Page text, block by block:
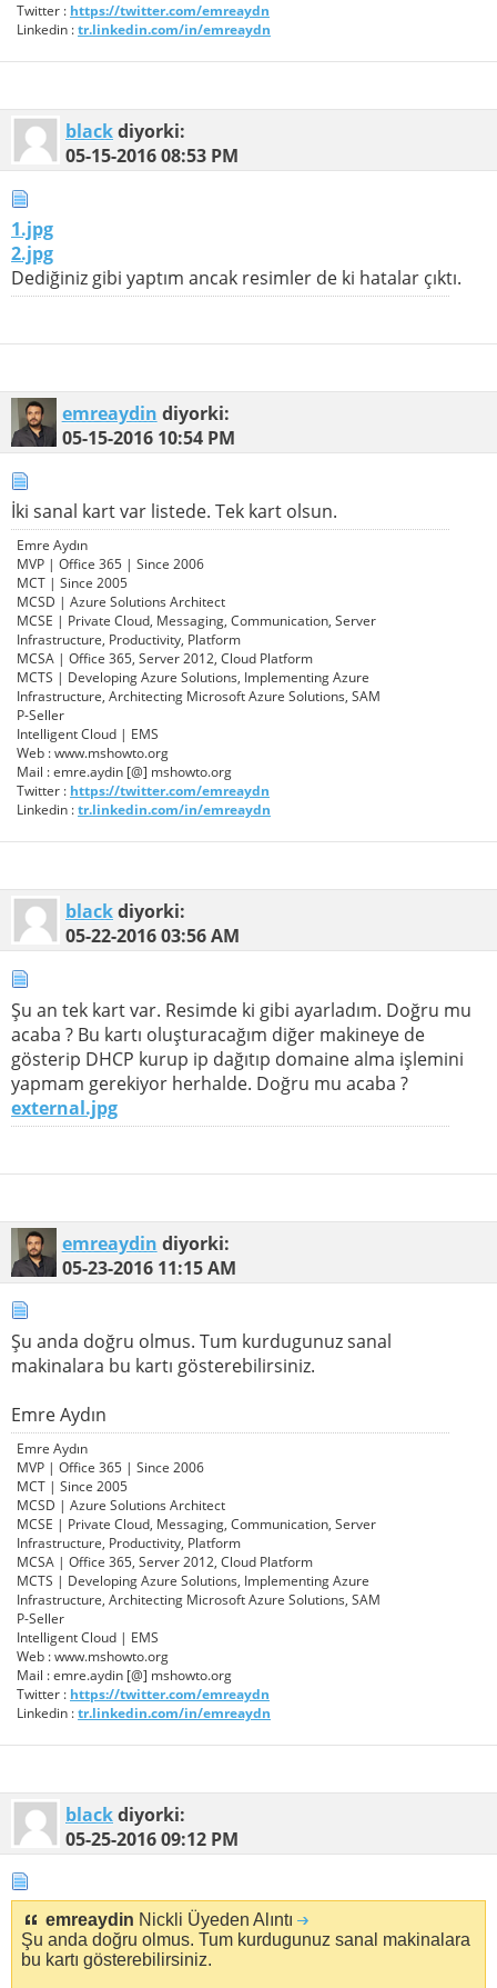
Twitter : https://twitter.com/emreaydn
Linkedin :tr.linkedin.com/in/emreaydn
blackdiyorki:
05-15-201608:53 PM
1.jpg
2.jpg
Dediğiniz gibi yaptım ancak resimler de ki hatalar çıktı.
emreaydin diyorki:
05-15-2016 10:54 PM
İki sanal kart var listede. Tek kart olsun.
Emre Aydın
MVP | Office 365 | Since 2006
MCT | Since 2005
MCSD | Azure Solutions Architect
MCSE | Private Cloud, Messaging, Communication, Server
Infrastructure, Productivity, Platform
MCSA | Office 365, Server 2012, Cloud Platform
MCTS | Developing Azure Solutions, Implementing Azure
Infrastructure, Architecting Microsoft Azure Solutions, SAM
P-Seller
Intelligent Cloud | EMS
Web : www.mshowto.org
Mail : emre.aydin [@] mshowto.org
Twitter : https://twitter.com/emreaydn
Linkedin :tr.linkedin.com/in/emreaydn
blackdiyorki:
05-22-201603:56 AM
Şu an tek kart var. Resimde ki gibi ayarladım. Doğru mu
acaba ? Bu kartı oluşturacağım diğer makineye de
gösterip DHCP kurup ip dağıtıp domaine alma işlemini
yapmam gerekiyor herhalde. Doğru mu acaba ?
external.jpg
emreaydin diyorki:
05-23-2016 11:15 AM
Şu anda doğru olmus. Tum kurdugunuz sanal
makinalara bu kartı gösterebilirsiniz.
Emre Aydın
Emre Aydın
MVP | Office 365 | Since 2006
MCT | Since 2005
MCSD | Azure Solutions Architect
MCSE | Private Cloud, Messaging, Communication, Server
Infrastructure, Productivity, Platform
MCSA | Office 365, Server 2012, Cloud Platform
MCTS | Developing Azure Solutions, Implementing Azure
Infrastructure, Architecting Microsoft Azure Solutions, SAM
P-Seller
Intelligent Cloud | EMS
Web : www.mshowto.org
Mail : emre.aydin [@] mshowto.org
Twitter : https://twitter.com/emreaydn
Linkedin :tr.linkedin.com/in/emreaydn
blackdiyorki:
05-25-201609:12 PM
emreaydin Nickli Üyeden Alıntı
Şu anda doğru olmus. Tum kurdugunuz sanal makinalara
bu kartı gösterebilirsiniz.